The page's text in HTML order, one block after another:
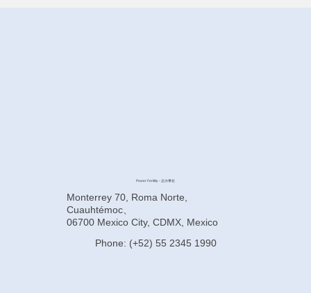
Power Fertility - 总办事处
Monterrey 70, Roma Norte,
Cuauhtémoc、
06700 Mexico City, CDMX, Mexico
Phone: (+52) 55 2345 1990